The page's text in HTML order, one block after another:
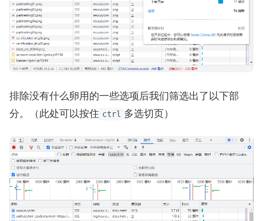
排除没有什么卵用的一些选项后我们筛选出了以下部
分。（此处可以按住 ctrl 多选切页）